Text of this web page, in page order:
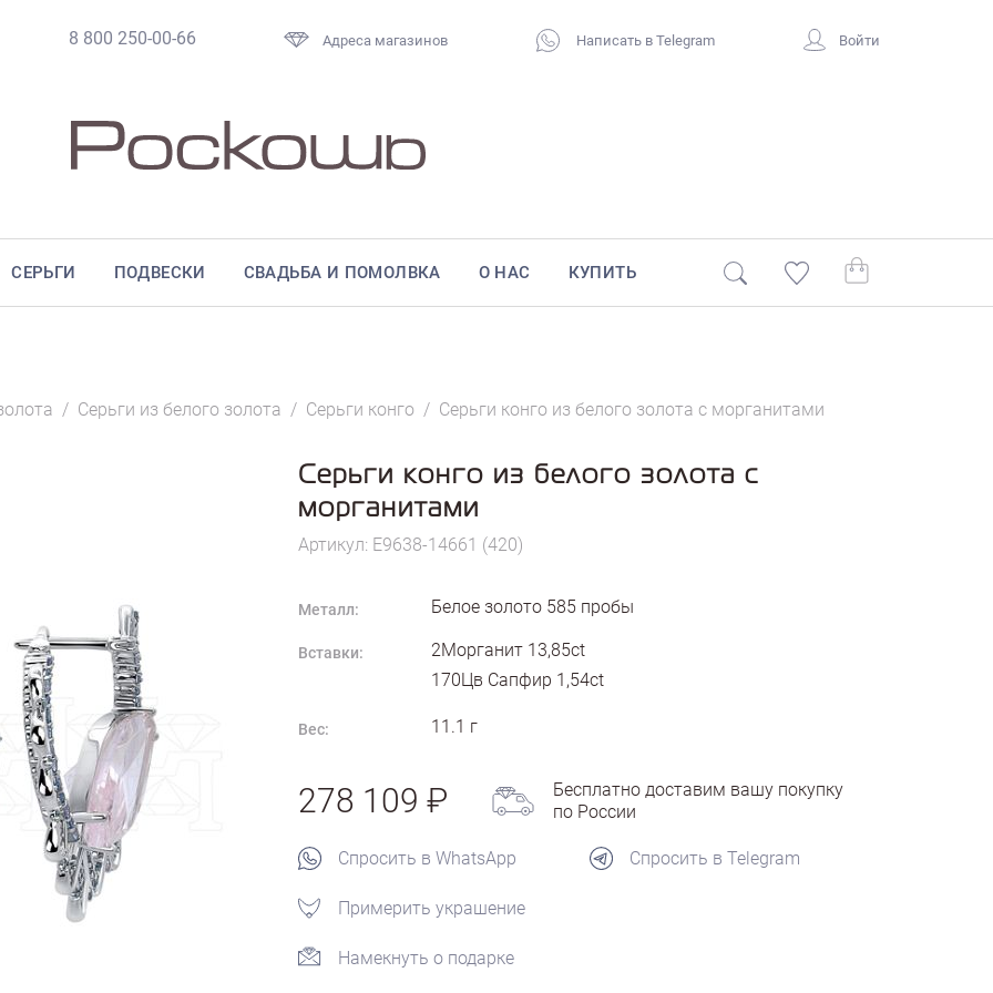
8 800 250-00-66 Адреса магазинов Написать в Telegram Войти
СЕРЬГИ ПОДВЕСКИ СВАДЬБА И ПОМОЛВКА О НАС КУПИТЬ
/ Серьги из белого золота / Серьги конго / Серьги конго из белого золота с морганитами
Серьги конго из белого золота с
морганитами
Артикул: E9638-14661 (420)
Металл: Белое золото 585 пробы
Вставки:
2Морганит 13,85ct
170Цв Сапфир 1,54ct
Вес: 11.1 г
278 109
Бесплатно доставим вашу покупку
по России
Спросить в WhatsApp Спросить в Telegram
Примерить украшение
Намекнуть о подарке